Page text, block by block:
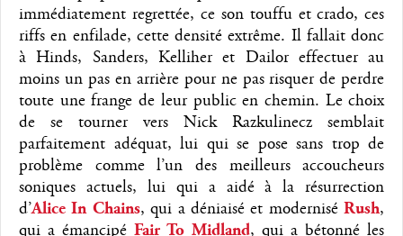
immédiatement regrettée, ce son touffu et crado, ces
riffs en enfilade, cette densité extrême. Il fallait donc
à Hinds, Sanders, Kelliher et Dailor effectuer au
moins un pas en arrière pour ne pas risquer de perdre
toute une frange de leur public en chemin. Le choix
de se tourner vers Nick Razkulinecz semblait
parfaitement adéquat, lui qui se pose sans trop de
problème comme l’un des meilleurs accoucheurs
soniques actuels, lui qui a aidé à la résurrection
d’Alice In Chains, qui a déniaisé et moderniséRush,
qui a émancipé Fair To Midland, qui a bétonné les